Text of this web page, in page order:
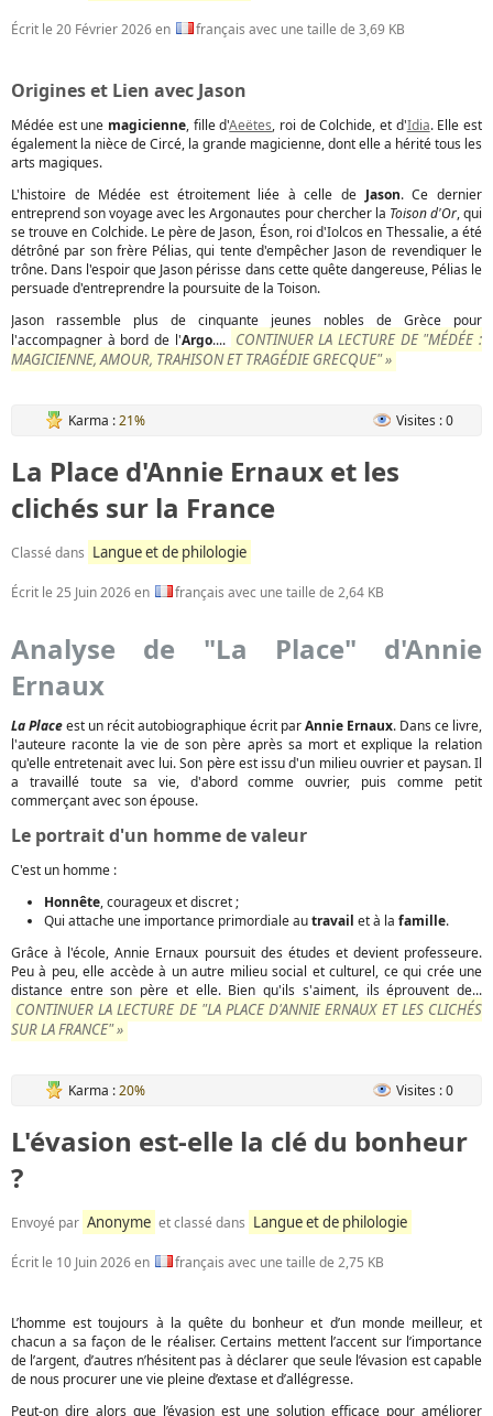
Écrit le 20 Février 2026en français avec une taille de 3,69 KB
Origines et Lien avec Jason
Médée est une magicienne, fille d'Aeëtes, roi de Colchide, et d'Idia. Elle est
également la nièce de Circé, la grande magicienne, dont elle a hérité tous les
arts magiques.
L'histoire de Médée est étroitement liée à celle de Jason. Ce dernier
entreprend son voyage avec les Argonautes pour chercher la Toison d'Or, qui
se trouve en Colchide. Le père de Jason, Éson, roi d'Iolcos en Thessalie, a été
détrôné par son frère Pélias, qui tente d'empêcher Jason de revendiquer le
trône. Dans l'espoir que Jason périsse dans cette quête dangereuse, Pélias le
persuade d'entreprendre la poursuite de la Toison.
Jason rassemble plus de cinquante jeunes nobles de Grèce pour
l'accompagner à bord de l'Argo.... CONTINUER LA LECTURE DE "MÉDÉE :
MAGICIENNE, AMOUR, TRAHISON ET TRAGÉDIE GRECQUE" »
Karma :21% Visites : 0
La Place d'Annie Ernaux et les
clichés sur la France
Classé dans Langue et de philologie
Écrit le 25 Juin 2026en français avec une taille de 2,64 KB
Analyse de "La Place" d'Annie
Ernaux
La Placeest un récit autobiographique écrit parAnnie Ernaux. Dans ce livre,
l'auteure raconte la vie de son père après sa mort et explique la relation
qu'elle entretenait avec lui. Son père est issu d'un milieu ouvrier et paysan. Il
a travaillé toute sa vie, d'abord comme ouvrier, puis comme petit
commerçant avec son épouse.
Le portrait d'un homme de valeur
C'est un homme :
Honnête, courageux et discret ;
Qui attache une importance primordiale autravail et à la famille.
Grâce à l'école, Annie Ernaux poursuit des études et devient professeure.
Peu à peu, elle accède à un autre milieu social et culturel, ce qui crée une
distance entre son père et elle. Bien qu'ils s'aiment, ils éprouvent de...
CONTINUER LA LECTURE DE "LA PLACE D'ANNIE ERNAUX ET LES CLICHÉS
SUR LA FRANCE" »
Karma :20% Visites : 0
L'évasion est-elle la clé du bonheur
?
Envoyé par Anonyme et classé dans Langue et de philologie
Écrit le 10 Juin 2026en français avec une taille de 2,75 KB
L’homme est toujours à la quête du bonheur et d’un monde meilleur, et
chacun a sa façon de le réaliser. Certains mettent l’accent sur l’importance
de l’argent, d’autres n’hésitent pas à déclarer que seule l’évasion est capable
de nous procurer une vie pleine d’extase et d’allégresse.
Peut-on dire alors que l’évasion est une solution efficace pour améliorer